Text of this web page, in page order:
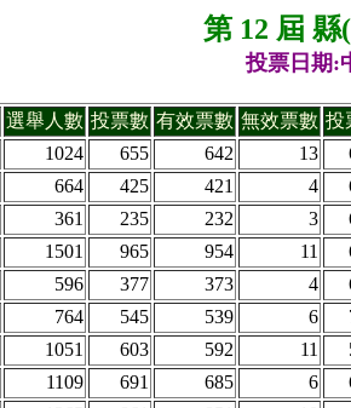
第 12 屆
投票日期:
選舉人數 投票數 有效票數 無效票數 投
1024 655 642 13
664 425 421 4
361 235 232 3
1501 965 954 11
596 377 373 4
764 545 539 6
1051 603 592 11
1109 691 685 6